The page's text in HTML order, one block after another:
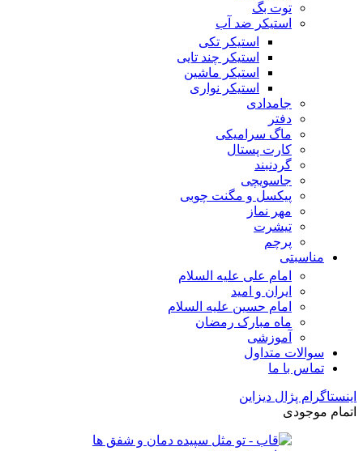
توت بگ
استیکر ضد آب
استیکر تکی
استیکر چند تایی
استیکر ماشین
استیکر نواری
جامدادی
دفتر
ماگ سرامیکی
کارت پستال
گردنبند
جاسویچی
پیکسل و مگنت چوبی
مهر نماز
تیشرت
پرچم
مناسبتی
امام علی علیه السلام
ایران و امید
امام حسین علیه السلام
ماه مبارک رمضان
آموزشی
سوالات متداول
تماس با ما
اینستاگرام پژال دیزاین
اتمام موجودی